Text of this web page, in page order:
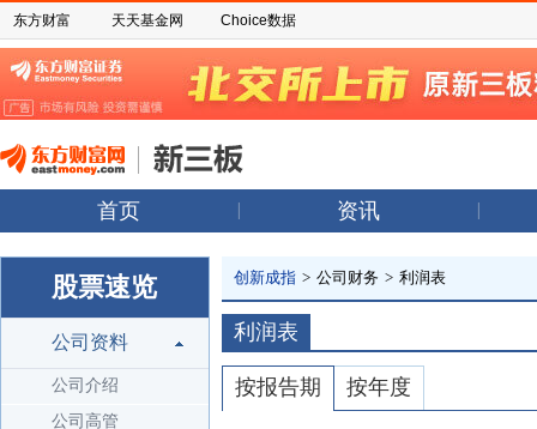
东方财富 天天基金网 Choice数据
首页 资讯
股票速览
公司资料
公司介绍
公司高管
创新成指 > 公司财务 > 利润表
利润表
按报告期 按年度